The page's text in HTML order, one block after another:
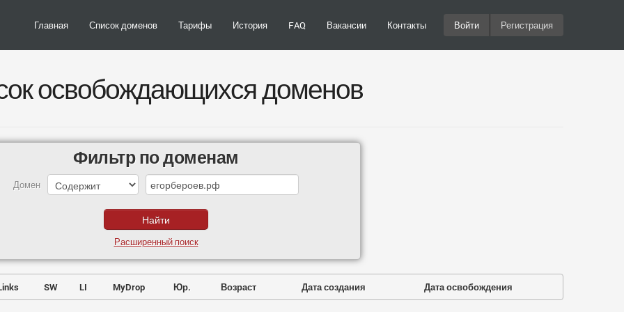
Главная Список доменов Тарифы История FAQ Вакансии Контакты Войти Регистрация
освобождающихся доменов
Фильтр по доменам
Домен
Расширенный поиск
SW LI MyDrop Юр. Возраст Дата создания Дата освобождения